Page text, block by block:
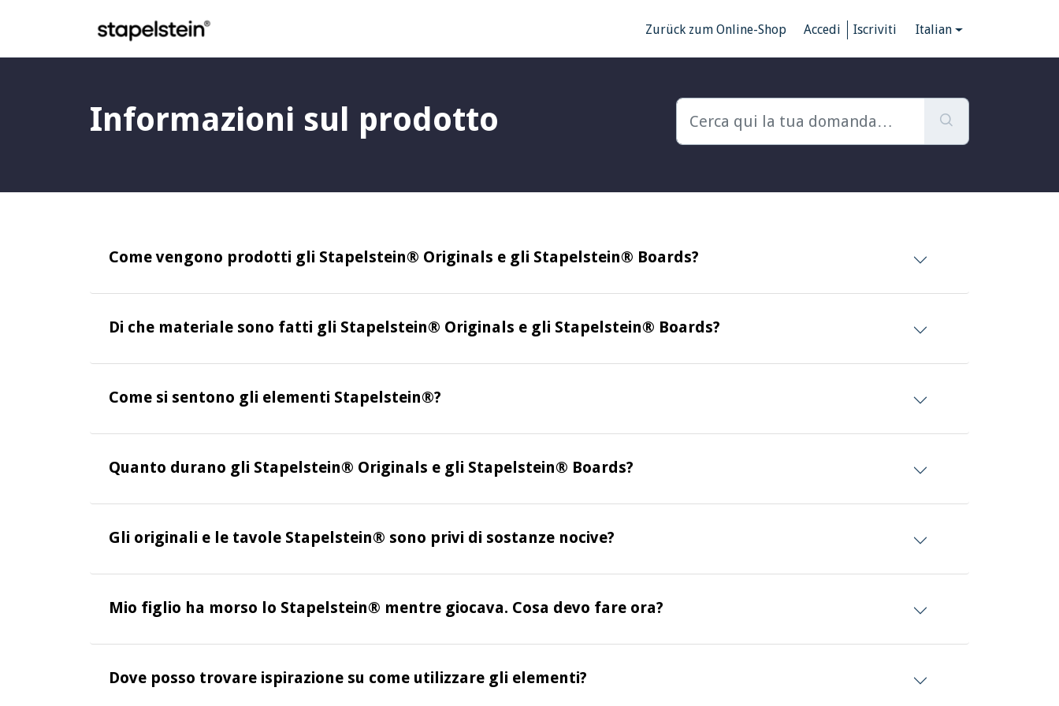
Zurück zum Online-Shop
Accedi Iscriviti Italian
Informazioni sul prodotto
Come vengono prodotti gli Stapelstein® Originals e gli Stapelstein® Boards?
Di che materiale sono fatti gli Stapelstein® Originals e gli Stapelstein® Boards?
Come si sentono gli elementi Stapelstein®?
Quanto durano gli Stapelstein® Originals e gli Stapelstein® Boards?
Gli originali e le tavole Stapelstein® sono privi di sostanze nocive?
Mio figlio ha morso lo Stapelstein® mentre giocava. Cosa devo fare ora?
Dove posso trovare ispirazione su come utilizzare gli elementi?